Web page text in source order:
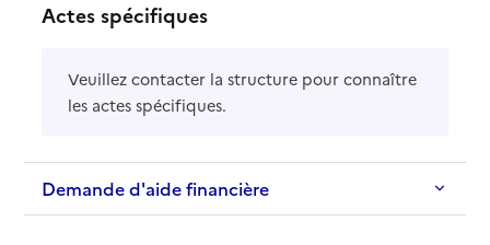
Actes spécifiques
Veuillez contacter la structure pour connaître
les actes spécifiques.
Demande d'aide financière